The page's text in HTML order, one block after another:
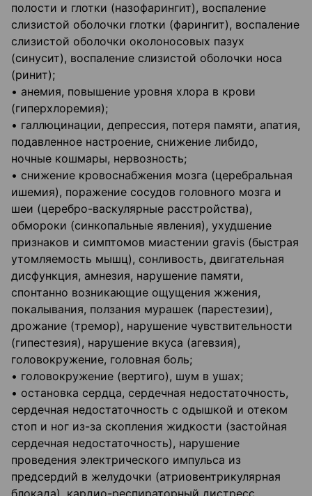
полости и глотки (назофарингит), воспаление
слизистой оболочки глотки (фарингит), воспаление
слизистой оболочки околоносовых пазух
(синусит), воспаление слизистой оболочки носа
(ринит);
• анемия, повышение уровня хлора в крови
(гиперхлоремия);
• галлюцинации, депрессия, потеря памяти, апатия,
подавленное настроение, снижение либидо,
ночные кошмары, нервозность;
• снижение кровоснабжения мозга (церебральная
ишемия), поражение сосудов головного мозга и
шеи (церебро-васкулярные расстройства),
обмороки (синкопальные явления), ухудшение
признаков и симптомов миастении gravis (быстрая
утомляемость мышц), сонливость, двигательная
дисфункция, амнезия, нарушение памяти,
спонтанно возникающие ощущения жжения,
покалывания, ползания мурашек (парестезии),
дрожание (тремор), нарушение чувствительности
(гипестезия), нарушение вкуса (агевзия),
головокружение, головная боль;
• головокружение (вертиго), шум в ушах;
• остановка сердца, сердечная недостаточность,
сердечная недостаточность с одышкой и отеком
стоп и ног из-за скопления жидкости (застойная
сердечная недостаточность), нарушение
проведения электрического импульса из
предсердий в желудочки (атриовентрикулярная